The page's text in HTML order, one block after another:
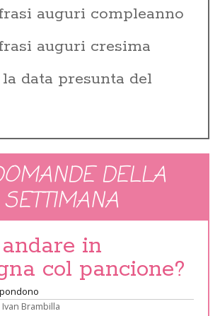
auguri compleanno
auguri cresima
data presunta del
DELLA
SETTIMANA
in
col pancione?
Brambilla